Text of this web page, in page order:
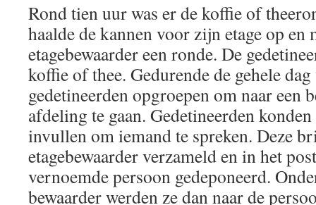
Rond tien uur was er de koffie of
haalde de kannen voor zijn etage op en
etagebewaarder een ronde. De
koffie of thee. Gedurende de gehele
gedetineerden opgroepen om naar een
afdeling te gaan. Gedetineerden
invullen om iemand te spreken. Deze
etagebewaarder verzameld en in het
vernoemde persoon gedeponeerd.
bewaarder werden ze dan naar de